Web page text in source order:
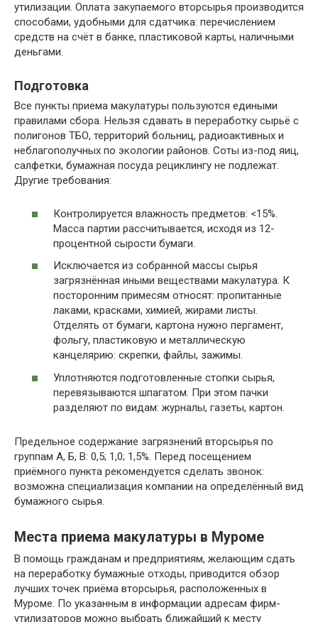
утилизации. Оплата закупаемого вторсырья производится
способами, удобными для сдатчика: перечислением
средств на счёт в банке, пластиковой карты, наличными
деньгами.
Подготовка
Все пункты приема макулатуры пользуются едиными
правилами сбора. Нельзя сдавать в переработку сырьё с
полигонов ТБО, территорий больниц, радиоактивных и
неблагополучных по экологии районов. Соты из-под яиц,
салфетки, бумажная посуда рециклингу не подлежат.
Другие требования:
Контролируется влажность предметов: <15%.
Масса партии рассчитывается, исходя из 12-
процентной сырости бумаги.
Исключается из собранной массы сырья
загрязнённая иными веществами макулатура. К
посторонним примесям относят: пропитанные
лаками, красками, химией, жирами листы.
Отделять от бумаги, картона нужно пергамент,
фольгу, пластиковую и металлическую
канцелярию: скрепки, файлы, зажимы.
Уплотняются подготовленные стопки сырья,
перевязываются шпагатом. При этом пачки
разделяют по видам: журналы, газеты, картон.
Предельное содержание загрязнений вторсырья по
группам А, Б, В: 0,5; 1,0; 1,5%. Перед посещением
приёмного пункта рекомендуется сделать звонок:
возможна специализация компании на определённый вид
бумажного сырья.
Места приема макулатуры в Муроме
В помощь гражданам и предприятиям, желающим сдать
на переработку бумажные отходы, приводится обзор
лучших точек приёма вторсырья, расположенных в
Муроме. По указанным в информации адресам фирм-
утилизаторов можно выбрать ближайший к месту